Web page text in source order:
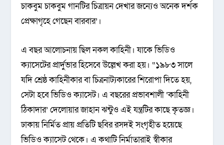
চাকবুম চাকবুম গানটির চিত্রায়ন দেখার জন্যেও অনেক দর্শক
প্রেক্ষাগৃহে গেছেন বারবার’।
এ বছর আলোচনায় ছিল নকল কাহিনী। যাকে ভিডিও
ক্যাসেটের প্রার্দুভার হিসেবে উল্লেখ করা হয়। “১৯৮৩ সালে
যদি শ্রেষ্ঠ কাহিনীকার বা চিত্রনাট্যকারের শিরোপা দিতে হয়,
সেটা হবে ভিডিও ক্যাসেট। এ বছরের প্রভাবশালী ‘কাহিনী
ঠিকাদার’ দেলোয়ার জাহান ঝন্টুও এই যন্ত্রটির কাছে কৃতজ্ঞ।
ঢাকায় নির্মিত প্রায় প্রতিটি ছবির রসদই সংগৃহীত হয়েছে
ভিডিও ক্যাসেট থেকে। এ কথাটি নির্মাতারাই স্বীকার